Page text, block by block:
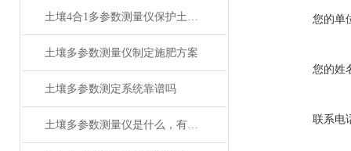
土壤4合1多参数测量仪保护土壤环境
土壤多参数测量仪制定施肥方案
土壤多参数测定系统靠谱吗
土壤多参数测量仪是什么，有什么特点？
您的单
您的姓
联系电